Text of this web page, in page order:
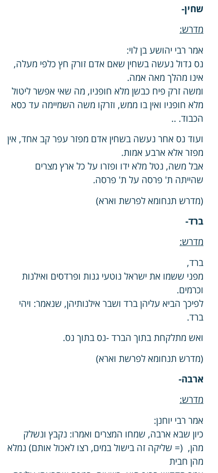
שחין-
מדרש:
אמר רבי יהושע בן לוי:
נס גדול נעשה בשחין שאם אדם זורק חץ כלפי מעלה,
אינו מהלך מאה אמה.
ומשה זרק פיח כבשן מלא חופניו, מה שאי אפשר ליטול
מלא חופניו ואין בו ממש, וזרקו משה השמיימה עד כסא
הכבוד. ..
ועוד נס אחר נעשה בשחין אדם מפזר עפר קב אחד, אין
מפזר אלא ארבע אמות.
אבל משה, נטל מלא ידו ופזרו על כל ארץ מצרים
שהייתה ת' פרסה על ת' פרסה.
(מדרש תנחומא לפרשת וארא)
ברד-
מדרש:
ברד,
מפני ששמו את ישראל נוטעי גנות ופרדסים ואילנות
וכרמים.
לפיכך הביא עליהן ברד ושבר אילנותיהן, שנאמר: ויהי
ברד.
ואש מתלקחת בתוך הברד -נס בתוך נס.
(מדרש תנחומא לפרשת וארא)
ארבה-
מדרש:
אמר רבי יוחנן:
כיון שבא ארבה, שמחו המצרים ואמרו: נקבץ ונשלק
מהן, (= שליקה זה בישול במים, רצו לאכול אותם) נמלא
מהן חבית